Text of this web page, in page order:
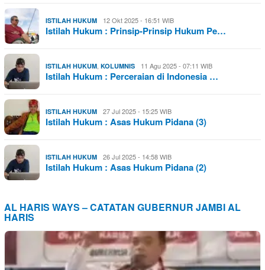
ISTILAH HUKUM 12 Okt 2025 - 16:51 WIB
Istilah Hukum : Prinsip-Prinsip Hukum Pe…
ISTILAH HUKUM KOLUMNIS 11 Agu 2025 - 07:11 WIB
Istilah Hukum : Perceraian di Indonesia …
ISTILAH HUKUM 27 Jul 2025 - 15:25 WIB
Istilah Hukum : Asas Hukum Pidana (3)
ISTILAH HUKUM 26 Jul 2025 - 14:58 WIB
Istilah Hukum : Asas Hukum Pidana (2)
AL HARIS WAYS – CATATAN GUBERNUR JAMBI AL
HARIS